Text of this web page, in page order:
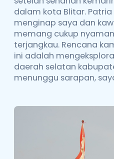
dalam kota Blitar.
menginap saya dan
memang cukup
terjangkau. Rencana
ini adalah
daerah selatan
menunggu sarapan,